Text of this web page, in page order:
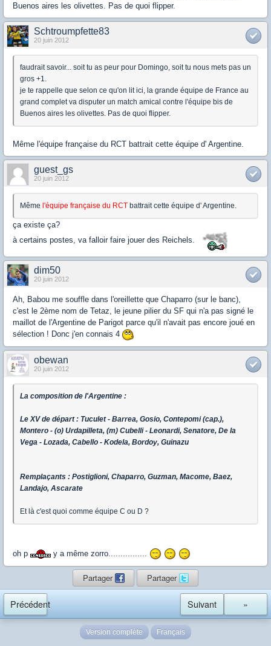
Buenos aires les olivettes. Pas de quoi flipper.
Schtroumpfette83
20 juin 2012
faudrait savoir... soit tu as peur pour Domingo, soit tu nous mets pas un
gros +1.
je te rappelle que selon ce qu'on lit ici, la grande équipe de France au
grand complet va disputer un match amical contre l'équipe bis de
Buenos aires les olivettes. Pas de quoi flipper.
Même l'équipe française du RCT battrait cette équipe d' Argentine.
guest_gs
20 juin 2012
Même l'équipe française du RCT battrait cette équipe d' Argentine.
ça existe ça?
à certains postes, va falloir faire jouer des Reichels.
dim50
20 juin 2012
Ah, Babou me souffle dans l'oreillette que Chaparro (sur le banc),
c'est le 2ème nom de Tetaz, le jeune pilier du SF qui n'a pas signé le
maillot de l'Argentine de Parigot parce qu'il n'avait pas encore joué en
sélection ! Donc j'en connais 4
obewan
20 juin 2012
La composition de l'Argentine :
Le XV de départ : Tuculet - Barrea, Gosio, Contepomi (cap.),
Montero - (o) Urdapilleta, (m) Cubelli - Leonardi, Senatore, De la
Vega - Lozada, Cabello - Kodela, Bordoy, Guinazu
Remplaçants : Postiglioni, Chaparro, Guzman, Macome, Baez,
Landajo, Ascarate
Et là c'est quoi comme équipe C ou D ?
oh p y a même zorro................
Partager Partager
Précédent »
Suivant
Version complète Français